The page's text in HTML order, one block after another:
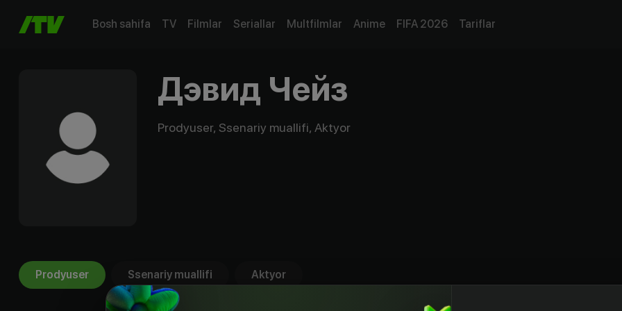
Bosh sahifa TV Filmlar Seriallar Multfilmlar Anime FIFA 2026 Tariflar
Дэвид Чейз
Prodyuser, Ssenariy muallifi, Aktyor
Prodyuser Ssenariy muallifi Aktyor